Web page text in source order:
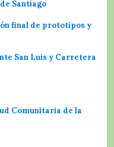
Santiago
final de prototipos y
San Luis y Carretera
Comunitaria de la